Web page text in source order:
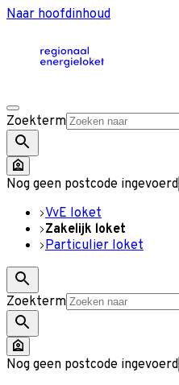
Naar hoofdinhoud
Zoekterm
Nog geen postcode ingevoerd
VvE loket
Zakelijk loket
Particulier loket
Zoekterm
Nog geen postcode ingevoerd